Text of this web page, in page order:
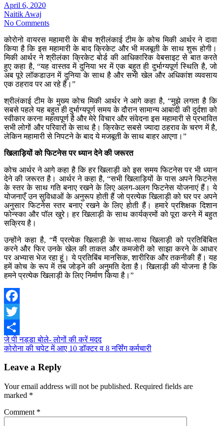
April 6, 2020
Naitik Awaj
No Comments
कोरोनो वायरस महामारी के बीच श्रीलंकाई टीम के कोच मिकी आर्थर ने दावा
किया है कि इस महामारी के बाद क्रिकेट और भी मजबूती के साथ शुरू होगी।
मिकी आर्थर ने श्रीलंका क्रिकेट बोर्ड की आधिकारिक वेबसाइट से बात करते
हुए कहा है, “यह वास्तव में दुनिया भर में एक बहुत ही दुर्भाग्यपूर्ण स्थिति है, जो
अब पूरे लॉकडाउन में दुनिया के साथ है और सभी खेल और अधिकांश व्यवसाय
एक ठहराव पर आ रहे हैं।”
श्रीलंकाई टीम के मुख्य कोच मिकी आर्थर ने आगे कहा है, “मुझे लगता है कि
सबसे पहले यह बहुत ही दुर्भाग्यपूर्ण समय के दौरान सामान्य आबादी की दुर्दशा को
स्वीकार करना महत्वपूर्ण है और मेरे विचार और संवेदना इस महामारी से प्रभावित
सभी लोगों और परिवारों के साथ है। क्रिकेट सबसे ज्यादा ठहराव के चरण में है,
लेकिन महामारी से निपटने के बाद ये मजबूती के साथ बाहर आएगा।”
खिलाड़ियों को फिटनेस पर ध्यान देने की जरूरत
कोच आर्थर ने आगे कहा है कि हर खिलाड़ी को इस समय फिटनेस पर भी ध्यान
देने की जरूरत है। आर्थर ने कहा है, “सभी खिलाड़ियों के पास अपने फिटनेस
के स्तर के साथ गति बनाए रखने के लिए अलग-अलग फिटनेस योजनाएं हैं। ये
योजनाएँ उन सुविधाओं के अनुरूप होती हैं जो प्रत्येक खिलाड़ी को घर पर अपने
अनुसार फिटनेस स्तर बनाए रखने के लिए होती हैं। हमारे प्रशिक्षक दिशान
फोन्स्का और पॉल खुरे। हर खिलाड़ी के साथ कार्यक्रमों को पूरा करने में बहुत
सक्रिय है।
उन्होंने कहा है, “मैं प्रत्येक खिलाड़ी के साथ-साथ खिलाड़ी को प्रतिबिंबित
करने और फिर उनके खेल की ताकत और कमजोरी को साझा करने के आधार
पर अभ्यास भेज रहा हूं। ये प्रतिबिंब मानसिक, शारीरिक और तकनीकी हैं। यह
हमें कोच के रूप में तब जोड़ने की अनुमति देता है। खिलाड़ी की योजना है कि
हमने प्रत्येक खिलाड़ी के लिए निर्माण किया है।”
Facebook
Twitter
Share
Post
navigation
जे पी नड्डा बोले- लोगों की करें मदद
कोरोना की चपेट में आए 10 डॉक्टर व 8 नर्सिंग कर्मचारी
Leave a Reply
Your email address will not be published. Required fields are
marked *
Comment *